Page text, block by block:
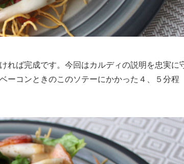
れば完成です。今回はカルディの説明を忠実に
ーコンときのこのソテーにかかった４、５分程